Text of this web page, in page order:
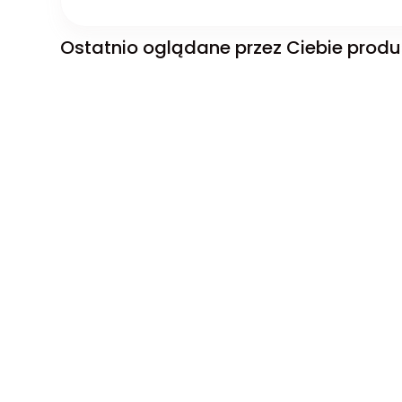
Ostatnio oglądane przez Ciebie